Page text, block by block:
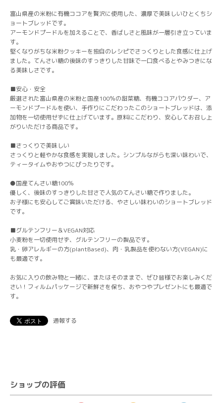
富山県産の米粉に有機ココアを贅沢に使用した、濃厚で美味しいひとくちシ
ョートブレッドです。
アーモンドプードルを加えることで、香ばしさと風味が一層引き立っていま
す。
堅くなりがちな米粉クッキーを独自のレシピでさっくりとした食感に仕上げ
ました。てんさい糖の後味のすっきりした甘味で一口食べるとやみつきにな
る美味しさです。
■安心・安全
厳選された富山県産の米粉と国産100％の甜菜糖、有機ココアパウダー、ア
ーモンドプードルを使い、手作りにこだわったこのショートブレッドは、添
加物を一切使用せずに仕上げています。原料にこだわり、安心してお召し上
がりいただける商品です。
■さっくりで美味しい
さっくりと軽やかな食感を実現しました。シンプルながらも深い味わいで、
ティータイムやおやつにぴったりです。
●国産てんさい糖100％
優しく、後味のすっきりした甘さで人気のてんさい糖で作りました。
お子様にも安心してご賞味いただける、やさしい味わいのショートブレッド
です。
■グルテンフリー＆VEGAN対応
小麦粉を一切使用せず、グルテンフリーの製品です。
乳・卵アレルギーの方(plantBased)、肉・乳製品を使わない方(VEGAN)に
も最適です。
お気に入りの飲み物と一緒に、またはそのままで、ぜひ皆様でお楽しみくだ
さい！フィルムパッケージで新鮮さを保ち、おやつやプレゼントにも最適で
す。
通報する
ショップの評価